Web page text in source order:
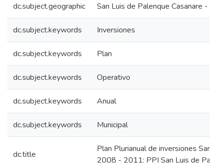
dc.subject.geographic San Luis de Palenque Casanare -
dc.subject.keywords Inversiones
dc.subject.keywords Plan
dc.subject.keywords Operativo
dc.subject.keywords Anual
dc.subject.keywords Municipal
dc.title
Plan Plurianual de inversiones San
2008 - 2011: PPI San Luis de